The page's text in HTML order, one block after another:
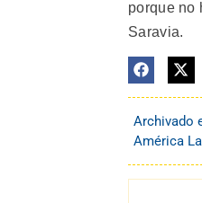
porque no
Saravia.
Archivado
América